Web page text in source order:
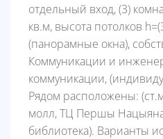
отдельный вход, (3)
кв.м, высота потолков
(панорамные окна),
Коммуникации и
коммуникации,
Рядом расположены:
молл, ТЦ Першы
библиотека). Варианты